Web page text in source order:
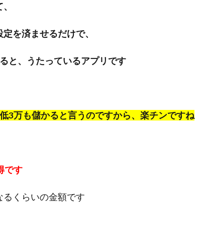
を済ませるだけで、
と、うたっているアプリです
3万も儲かると言うのですから、楽チンですね
です
るくらいの金額です